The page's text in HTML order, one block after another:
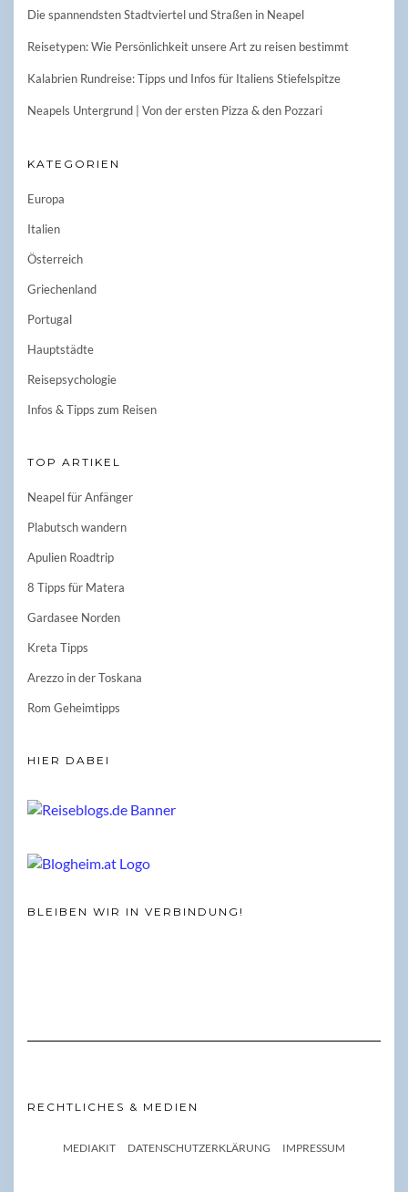
Die spannendsten Stadtviertel und Straßen in Neapel
Reisetypen: Wie Persönlichkeit unsere Art zu reisen bestimmt
Kalabrien Rundreise: Tipps und Infos für Italiens Stiefelspitze
Neapels Untergrund | Von der ersten Pizza & den Pozzari
KATEGORIEN
Europa
Italien
Österreich
Griechenland
Portugal
Hauptstädte
Reisepsychologie
Infos & Tipps zum Reisen
TOP ARTIKEL
Neapel für Anfänger
Plabutsch wandern
Apulien Roadtrip
8 Tipps für Matera
Gardasee Norden
Kreta Tipps
Arezzo in der Toskana
Rom Geheimtipps
HIER DABEI
BLEIBEN WIR IN VERBINDUNG!
RECHTLICHES & MEDIEN
MEDIAKIT DATENSCHUTZERKLÄRUNG IMPRESSUM